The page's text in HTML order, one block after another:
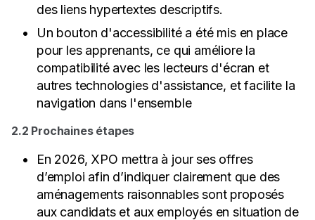
des liens hypertextes descriptifs.
Un bouton d'accessibilité a été mis en place
pour les apprenants, ce qui améliore la
compatibilité avec les lecteurs d'écran et
autres technologies d'assistance, et facilite la
navigation dans l'ensemble
2.2 Prochaines étapes
En 2026, XPO mettra à jour ses offres
d’emploi afin d’indiquer clairement que des
aménagements raisonnables sont proposés
aux candidats et aux employés en situation de